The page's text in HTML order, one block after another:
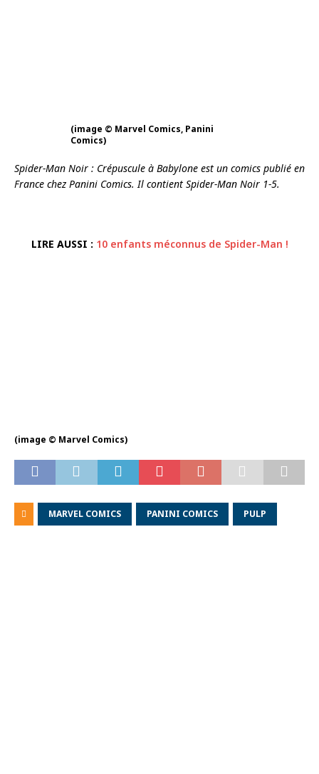
(image © Marvel Comics, Panini
Comics)
Spider-Man Noir : Crépuscule à Babylone est un comics publié en
France chez Panini Comics. Il contient Spider-Man Noir 1-5.
LIRE AUSSI : 10 enfants méconnus de Spider-Man !
(image © Marvel Comics)
MARVEL COMICS PANINI COMICS PULP